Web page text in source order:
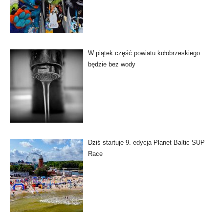
W piątek część powiatu kołobrzeskiego
będzie bez wody
Dziś startuje 9. edycja Planet Baltic SUP
Race